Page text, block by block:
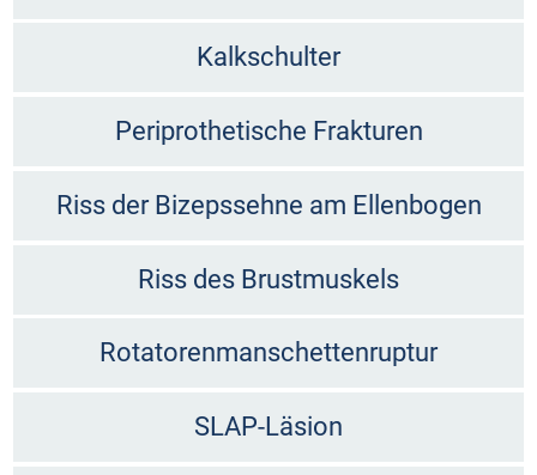
Kalkschulter
Periprothetische Frakturen
Riss der Bizepssehne am Ellenbogen
Riss des Brustmuskels
Rotatorenmanschettenruptur
SLAP-Läsion